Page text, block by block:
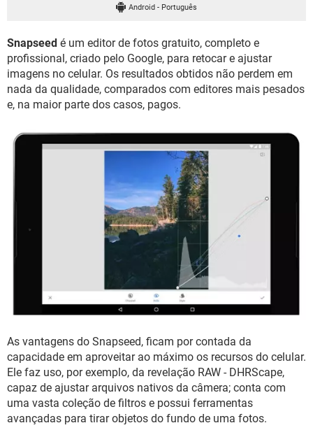
GMAIL
INSTAGRAM GMAIL
GUIA DE COMPRAS
Android - Português
Snapseed é um editor de fotos gratuito, completo e
profissional, criado pelo Google, para retocar e ajustar
imagens no celular. Os resultados obtidos não perdem em
nada da qualidade, comparados com editores mais pesados
e, na maior parte dos casos, pagos.
As vantagens do Snapseed, ficam por contada da
capacidade em aproveitar ao máximo os recursos do celular.
Ele faz uso, por exemplo, da revelação RAW - DHRScape,
capaz de ajustar arquivos nativos da câmera; conta com
uma vasta coleção de filtros e possui ferramentas
avançadas para tirar objetos do fundo de uma fotos.